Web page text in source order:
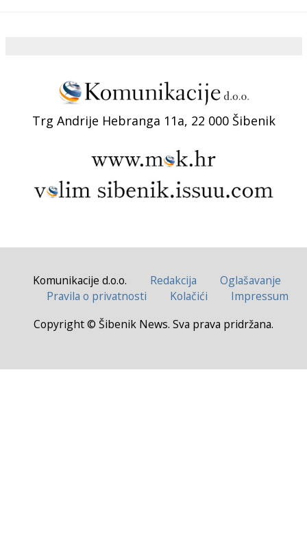
Trg Andrije Hebranga 11a, 22 000 Šibenik
Komunikacije d.o.o. Redakcija
Oglašavanje
Pravila o privatnosti
Kolačići
Impressum
Copyright © Šibenik News. Sva prava pridržana.